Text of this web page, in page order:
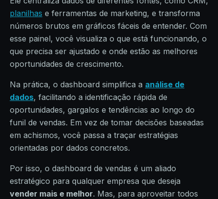
planilhas e ferramentas de marketing, e transforma
números brutos em gráficos fáceis de entender. Com
esse painel, você visualiza o que está funcionando, o
que precisa ser ajustado e onde estão as melhores
oportunidades de crescimento.
Na prática, o dashboard simplifica a análise de
dados, facilitando a identificação rápida de
oportunidades, gargalos e tendências ao longo do
funil de vendas. Em vez de tomar decisões baseadas
em achismos, você passa a traçar estratégias
orientadas por dados concretos.
Por isso, o dashboard de vendas é um aliado
estratégico para qualquer empresa que deseja
vender mais e melhor. Mas, para aproveitar todos